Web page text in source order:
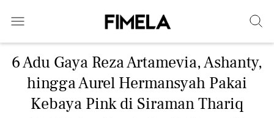
6 Adu Gaya Reza Artamevia, Ashanty,
hingga Aurel Hermansyah Pakai
Kebaya Pink di Siraman Thariq